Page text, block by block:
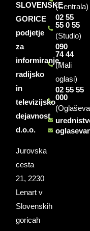
SLOVENSKE
GORICE
podjetje
za
informiranje,
radijsko
in
televizijsko
dejavnost
d.o.o.
Jurovska
cesta
21, 2230
Lenart v
Slovenskih
goricah
(Centrala)
02 55
55 0 55
(Studio)
090
74 44
(Mali
oglasi)
02 55 55
000